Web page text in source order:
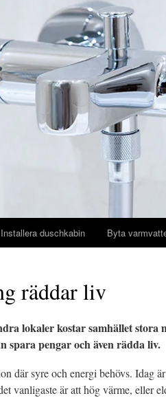
Installera duschkabin Byta
räddar liv
lokaler kostar samhället
spara pengar och även rädda liv.
där syre och energi behövs. Idag
vanligaste är att hög värme, eller